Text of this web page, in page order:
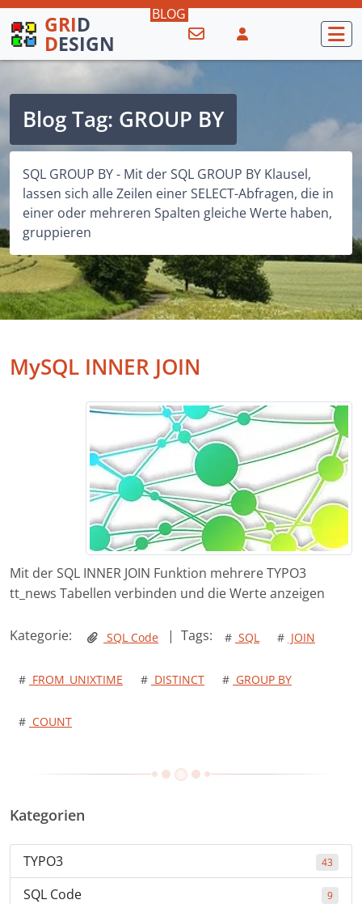
GRID
DESIGN
Blog Tag: GROUP BY
SQL GROUP BY - Mit der SQL GROUP BY Klausel,
lassen sich alle Zeilen einer SELECT-Abfragen, die in
einer oder mehreren Spalten gleiche Werte haben,
gruppieren
MySQL INNER JOIN
Mit der SQL INNER JOIN Funktion mehrere TYPO3
tt_news Tabellen verbinden und die Werte anzeigen
Kategorie: SQL Code | Tags: # SQL # JOIN
# FROM_UNIXTIME # DISTINCT # GROUP BY
# COUNT
Kategorien
TYPO3 43
SQL Code 9